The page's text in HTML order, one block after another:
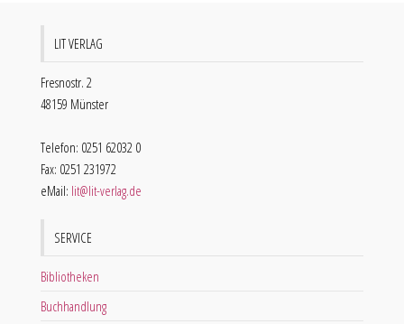
LIT VERLAG
Fresnostr. 2
48159 Münster
Telefon: 0251 62032 0
Fax: 0251 231972
eMail: lit@lit-verlag.de
SERVICE
Bibliotheken
Buchhandlung